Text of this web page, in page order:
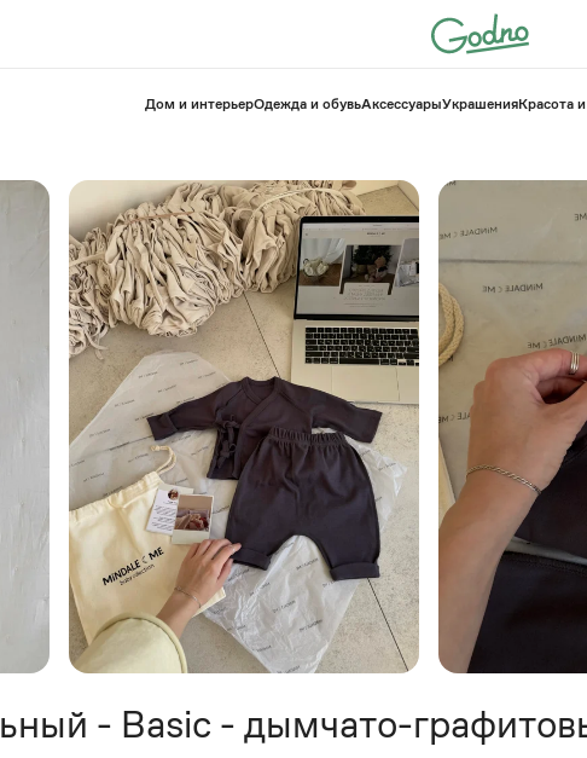
⁠Дом и интерьерОдежда и обувьАксессуарыУкрашенияКрасота
- Basic - дымчато-